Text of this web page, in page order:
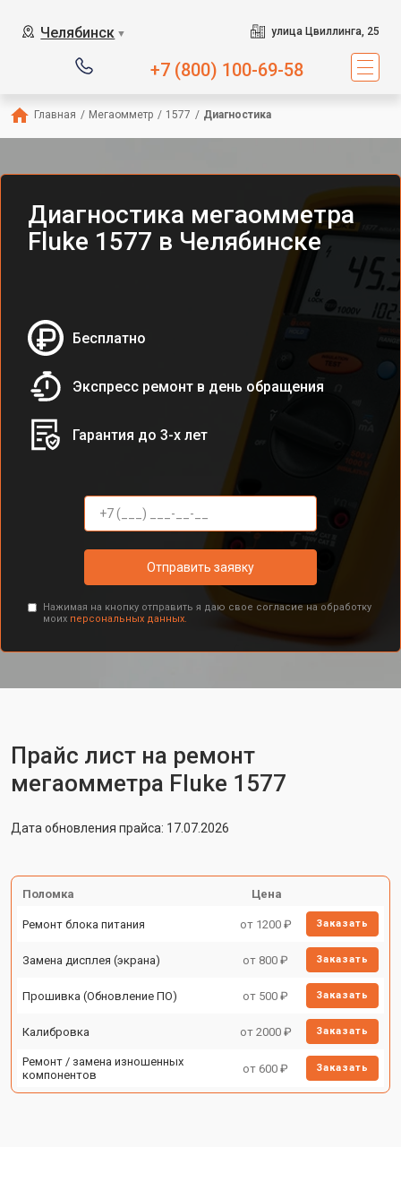
Челябинск ▼ улица Цвиллинга, 25
+7 (800) 100-69-58
Главная / Мегаомметр / 1577 / Диагностика
Диагностика мегаомметра
Fluke 1577 в Челябинске
Бесплатно
Экспресс ремонт в день обращения
Гарантия до 3-х лет
Отправить заявку
Нажимая на кнопку отправить я даю свое согласие на обработку
моих персональных данных.
Прайс лист на ремонт
мегаомметра Fluke 1577
Дата обновления прайса: 17.07.2026
Поломка Цена
Ремонт блока питания от 1200 ₽ Заказать
Замена дисплея (экрана) от 800 ₽ Заказать
Прошивка (Обновление ПО) от 500 ₽ Заказать
Калибровка от 2000 ₽ Заказать
Ремонт / замена изношенных
компонентов
от 600 ₽ Заказать